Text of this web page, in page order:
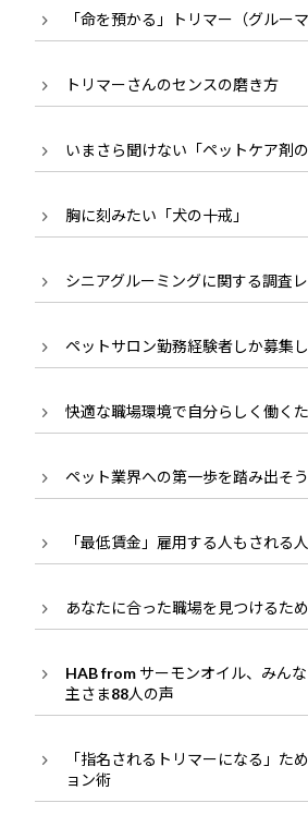
「命を預かる」トリマー（グルー
トリマーさんのセンスの磨き方
いまさら聞けない「ペットケア剤
胸に刻みたい「犬の十戒」
シニアグルーミングに関する調査
ペットサロン勤務経験者しか募集
快適な職場環境で自分らしく働く
ペット業界への第一歩を踏み出そう
「最低賃金」雇用する人もされる
あなたに合った職場を見つけるた
HAB from サーモンオイル、みん
主さま88人の声
「指名されるトリマーになる」た
ョン術